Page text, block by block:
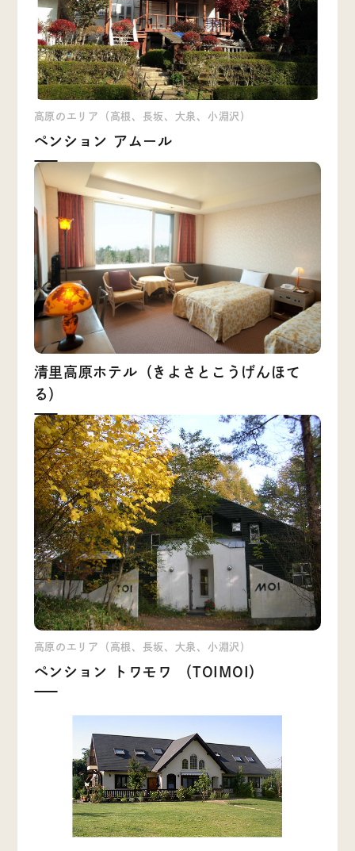
高原のエリア（高根、長坂、大泉、小淵沢）
ペンション アムール
清里高原ホテル（きよさとこうげんほて
る）
高原のエリア（高根、長坂、大泉、小淵沢）
ペンション トワモワ （TOIMOI）